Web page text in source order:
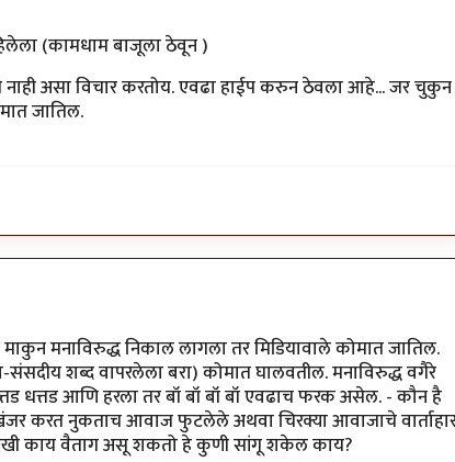
(कामधाम बाजूला ठेवून )
नाही असा विचार करतोय. एवढा हाईप करुन ठेवला आहे... जर चुकुन
जातिल.
मनाविरुद्ध निकाल लागला तर मिडियावाले कोमात जातिल.
शब्द वापरलेला बरा) कोमात घालवतील. मनाविरुद्ध वगैरे
धत्तड आणि हरला तर बॉ बॉ बॉ बॉ एवढाच फरक असेल. - कौन है
करत नुकताच आवाज फुटलेले अथवा चिरक्या आवाजाचे
काय वैताग असू शकतो हे कुणी सांगू शकेल काय?